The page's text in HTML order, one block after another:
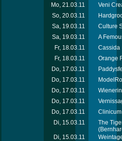
Mo, 21.03.11
Veni
So, 20.03.11
Sa, 19.03.11
Culture
Sa, 19.03.11
A
Fr, 18.03.11
Cassida
Fr, 18.03.11
Orange
Do, 17.03.11
Do, 17.03.11
Do, 17.03.11
Do, 17.03.11
Do, 17.03.11
Di, 15.03.11
The
Di, 15.03.11